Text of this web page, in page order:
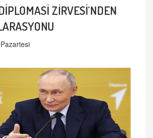
ZİRVESİ'NDEN